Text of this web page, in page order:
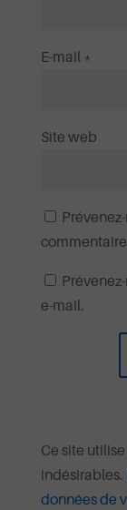
E-mail *
Site web
e-mail.
Ce site
indésirables.
données de